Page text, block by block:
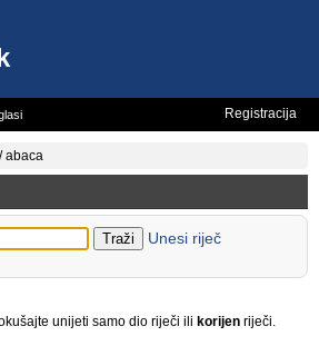
Registracija
/abaca
Unesi riječ
unijeti samo dio riječi ili korijen riječi.